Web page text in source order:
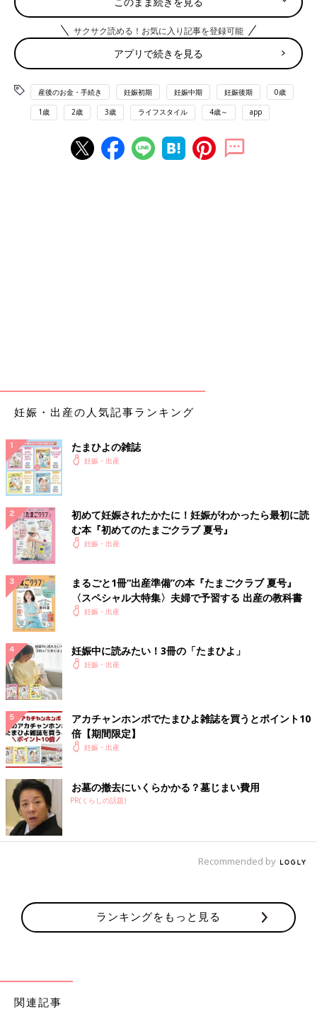
ママとパパの育休中の家計をサポートする 育児休業給付金
。
2025年4 月からは、「出生後休業支援給付」がスタート。赤ちゃ
マは産後休業後8 週間以内）に、ママとパパ両方※が14日以上の
育児休業を取得する場合に、28日間を限度に休業開始前賃金の
上限に給付されます。
【助成を受けられる人】
雇用保険に加入していて、2歳未満の子を育てるために
を選択した人。ただし、雇用保険に加入していても条件をクリア
しないともらえないので、勤め先の窓口で確認を。
【助成される金額】
時短勤務中に支払われた賃金の最大10％相当額
【申請・問い合わせ先】
勤め先
遠方の産科医療機関等で受診する妊婦さんのため
に、妊婦健診時にかかる交通費の支援
助成を行うことで、妊婦さんの経済的負担の軽減を図ることを目
的に、令和6年度補正予算で実施が決まった支援です。
【助成を受けられる人は？】
●上限14回の助成が受けられる人：
サクサク読める！お気に入り記事を登録可能
アプリで続きを見る
産後のお金・手続き 妊娠初期 妊娠中期 妊娠後期 0歳
1歳 2歳 3歳 ライフスタイル 4歳～ app
妊娠・出産の人気記事ランキング
たまひよの雑誌
妊娠・出産
初めて妊娠されたかたに！妊娠がわかったら最初に読
む本『初めてのたまごクラブ 夏号』
妊娠・出産
まるごと1冊“出産準備”の本『たまごクラブ 夏号』
〈スペシャル大特集〉夫婦で予習する 出産の教科書
妊娠・出産
妊娠中に読みたい！3冊の「たまひよ」
妊娠・出産
アカチャンホンポでたまひよ雑誌を買うとポイント10
倍【期間限定】
妊娠・出産
お墓の撤去にいくらかかる？墓じまい費用
PR(くらしの話題)
Recommended by
ランキングをもっと見る
関連記事